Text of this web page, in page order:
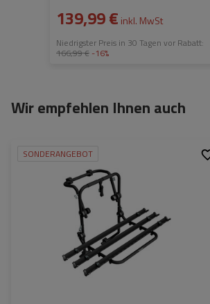
139,99 € inkl. MwSt
Niedrigster Preis in 30 Tagen vor Rabatt:
166,99 € -16%
Wir empfehlen Ihnen auch
SONDERANGEBOT
Nutzlast der Haltebügel:
45 kg